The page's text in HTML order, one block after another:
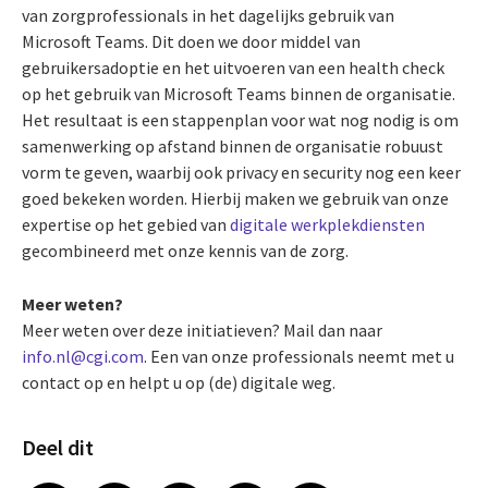
van zorgprofessionals in het dagelijks gebruik van
Microsoft Teams. Dit doen we door middel van
gebruikersadoptie en het uitvoeren van een health check
op het gebruik van Microsoft Teams binnen de organisatie.
Het resultaat is een stappenplan voor wat nog nodig is om
samenwerking op afstand binnen de organisatie robuust
vorm te geven, waarbij ook privacy en security nog een keer
goed bekeken worden. Hierbij maken we gebruik van onze
expertise op het gebied van digitale werkplekdiensten
gecombineerd met onze kennis van de zorg.
Meer weten?
Meer weten over deze initiatieven? Mail dan naar
info.nl@cgi.com. Een van onze professionals neemt met u
contact op en helpt u op (de) digitale weg.
Deel dit